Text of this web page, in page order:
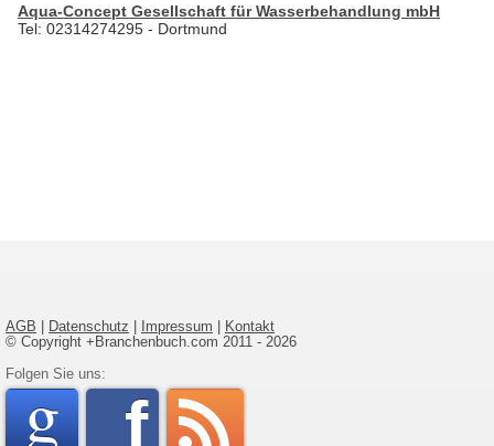
Aqua-Concept Gesellschaft für Wasserbehandlung mbH
Tel: 02314274295 - Dortmund
AGB Datenschutz Impressum
Kontakt
© Copyright +Branchenbuch.com 2011 - 2026
Folgen Sie uns:
google